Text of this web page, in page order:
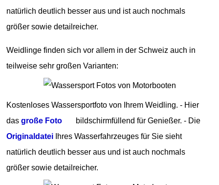
natürlich deutlich besser aus und ist auch nochmals
größer sowie detailreicher.
Weidlinge finden sich vor allem in der Schweiz auch in
teilweise sehr großen Varianten:
Kostenloses Wassersportfoto von Ihrem Weidling. - Hier
dasgroße Foto
bildschirmfüllend für Genießer. - Die
Originaldatei Ihres Wasserfahrzeuges für Sie sieht
natürlich deutlich besser aus und ist auch nochmals
größer sowie detailreicher.